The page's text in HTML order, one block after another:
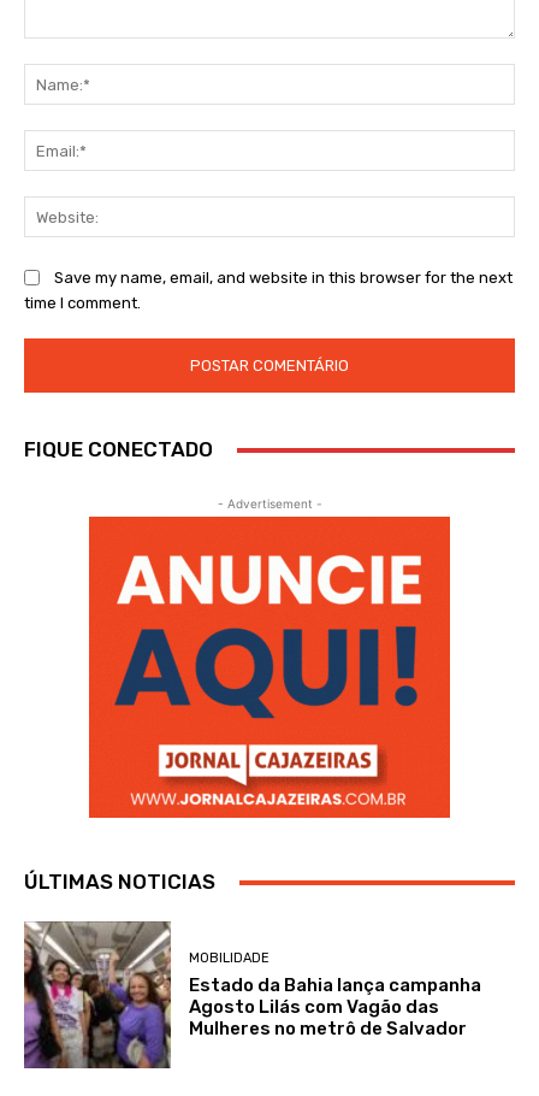
Save my name, email, and website in this browser for the next
time I comment.
FIQUE CONECTADO
- Advertisement -
ÚLTIMAS NOTICIAS
MOBILIDADE
Estado da Bahia lança campanha
Agosto Lilás com Vagão das
Mulheres no metrô de Salvador